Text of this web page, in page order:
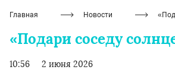
Главная Новости
«Подари соседу
10:56 2 июня 2026